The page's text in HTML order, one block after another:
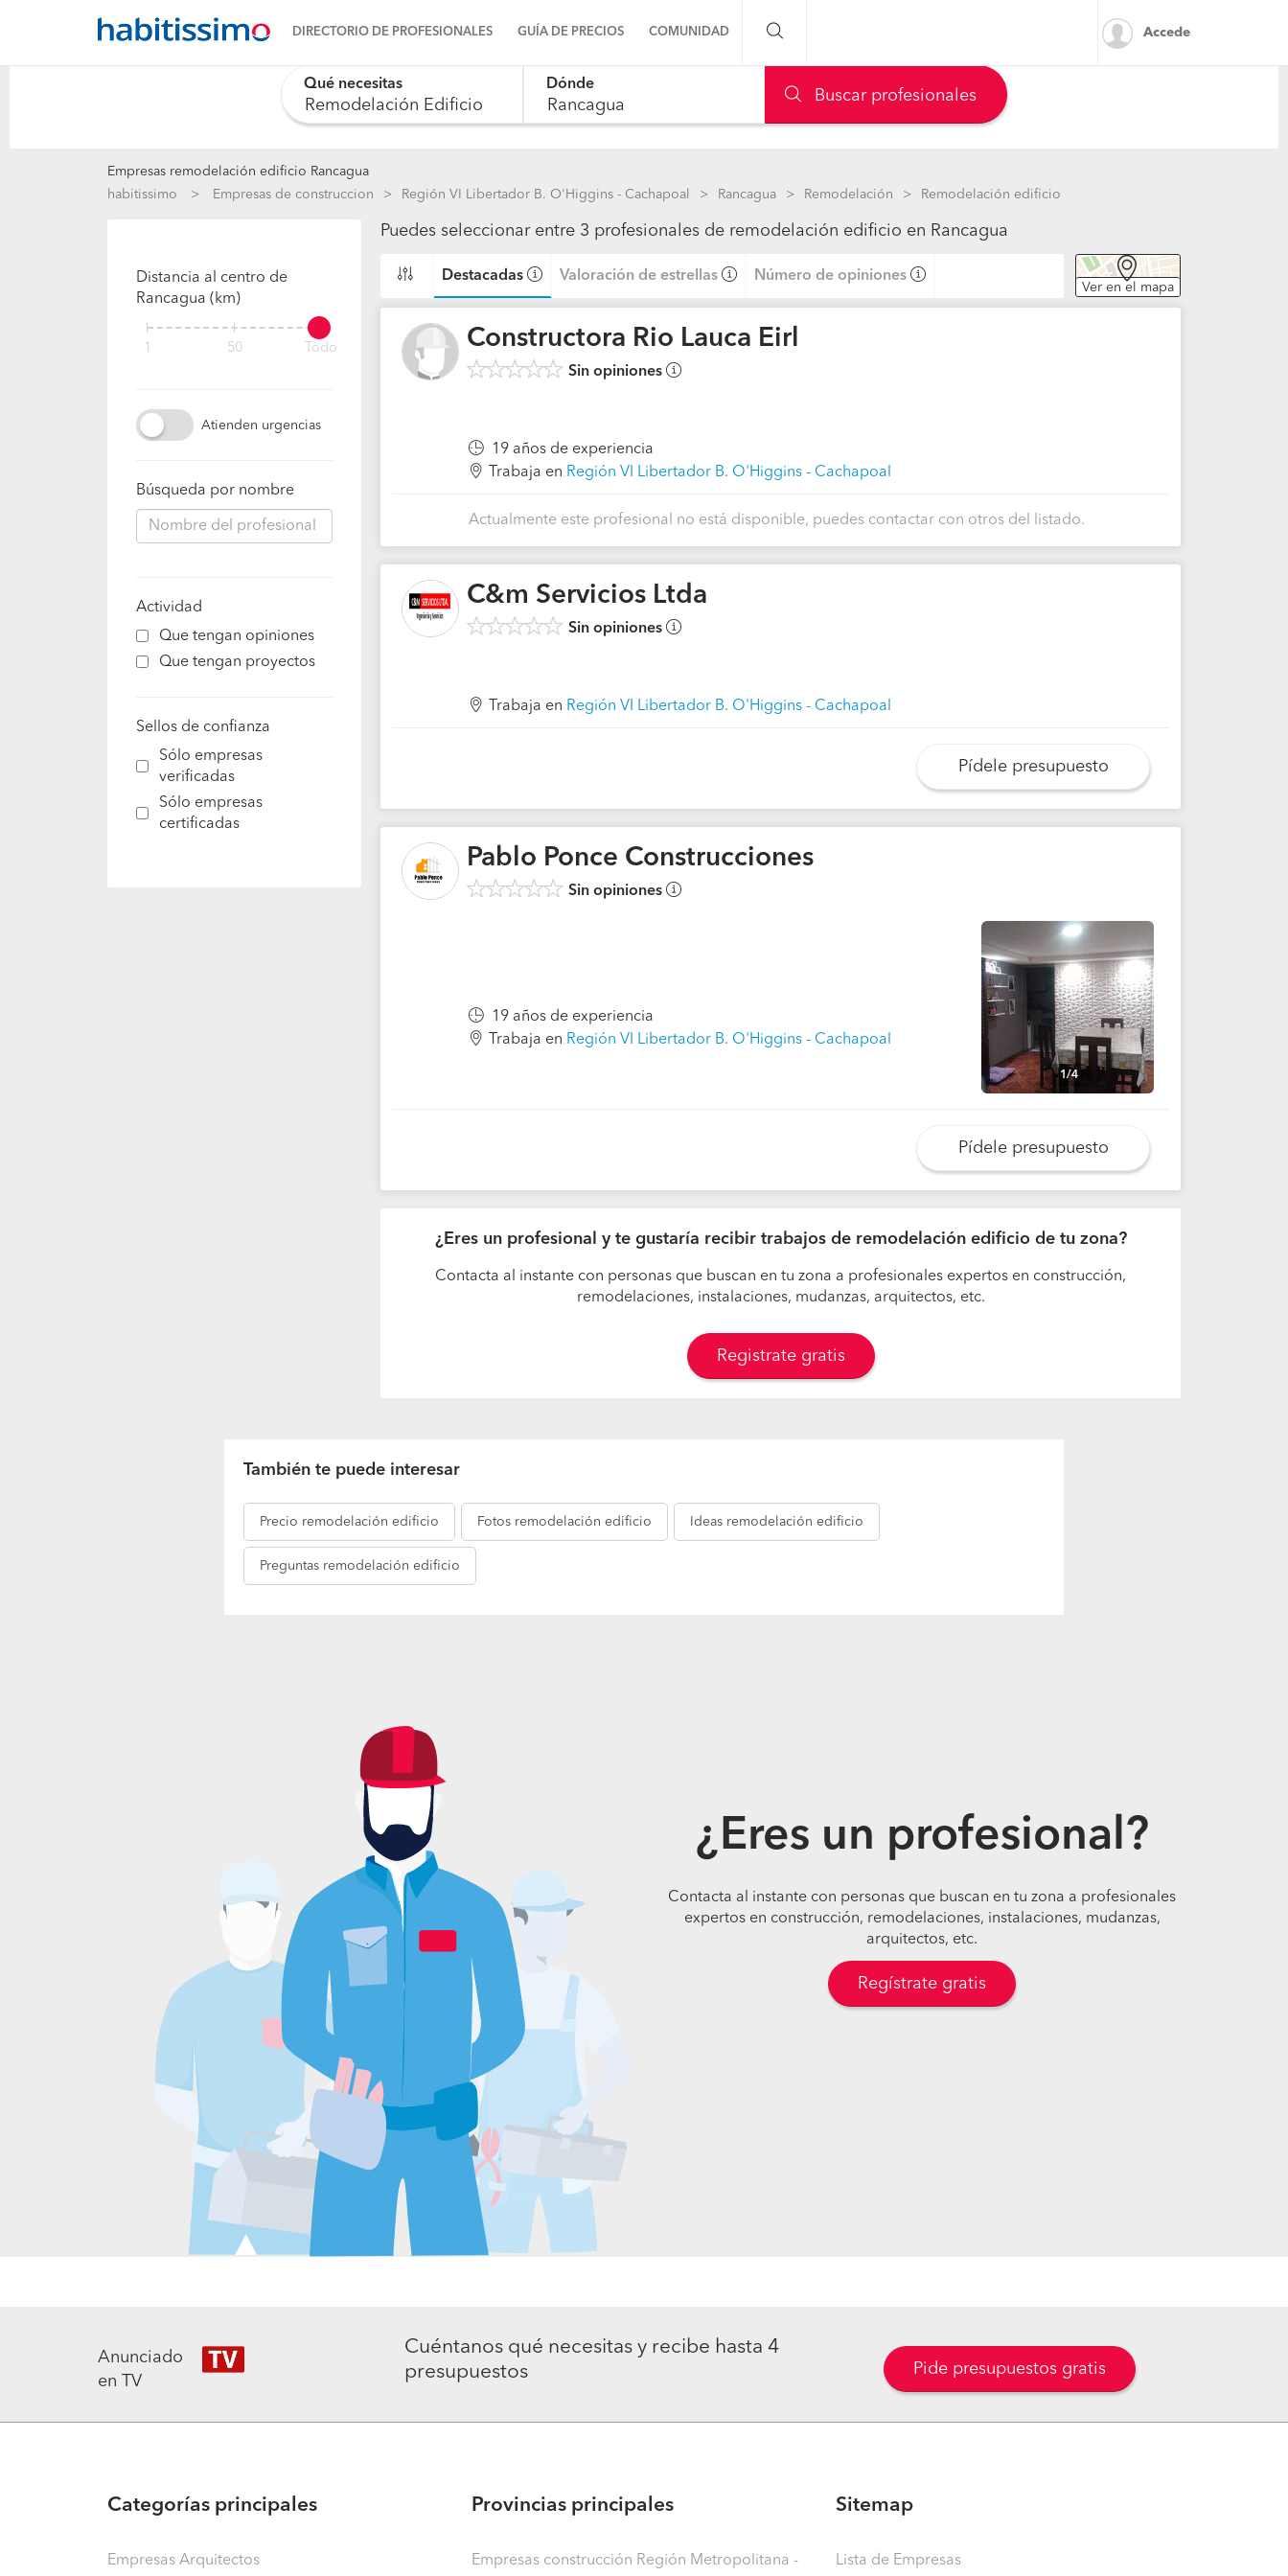
DIRECTORIO DE PROFESIONALES GUÍA DE PRECIOS COMUNIDAD
Preguntas a la comunidad
Procenter
Accede
Qué necesitas Dónde
Buscar profesionales
Empresas remodelación edificio Rancagua
habitissimo
Empresas de construccion Región VI Libertador B. O'Higgins - Cachapoal Rancagua Remodelación Remodelación edificio
Distancia al centro de
Rancagua (km)
1 50 Todo
Atienden urgencias
Búsqueda por nombre
Actividad
Que tengan opiniones
Que tengan proyectos
Sellos de confianza
Sólo empresas
verificadas
Sólo empresas
certificadas
Puedes seleccionar entre 3 profesionales de remodelación edificio en Rancagua
Destacadas Valoración de estrellas Número de opiniones
Ver en el mapa
Constructora Rio Lauca Eirl
Sin opiniones
19 años de experiencia
Trabaja en Región VI Libertador B. O'Higgins - Cachapoal
Actualmente este profesional no está disponible, puedes contactar con otros del listado.
C&m Servicios Ltda
Sin opiniones
Trabaja en Región VI Libertador B. O'Higgins - Cachapoal
Pídele presupuesto
Pablo Ponce Construcciones
Sin opiniones
1/4
19 años de experiencia
Trabaja en Región VI Libertador B. O'Higgins - Cachapoal
Pídele presupuesto
¿Eres un profesional y te gustaría recibir trabajos de remodelación edificio de tu zona?
Contacta al instante con personas que buscan en tu zona a profesionales expertos en construcción,
remodelaciones, instalaciones, mudanzas, arquitectos, etc.
Registrate gratis
También te puede interesar
Precio remodelación edificio Fotos remodelación edificio Ideas remodelación edificio
Preguntas remodelación edificio
¿Eres un profesional?
Contacta al instante con personas que buscan en tu zona a profesionales
expertos en construcción, remodelaciones, instalaciones, mudanzas,
arquitectos, etc.
Regístrate gratis
Anunciado
en TV
Cuéntanos qué necesitas y recibe hasta 4
presupuestos
Pide presupuestos gratis
Categorías principales
Empresas Arquitectos
Provincias principales
Empresas construcción Región Metropolitana -
Sitemap
Lista de Empresas